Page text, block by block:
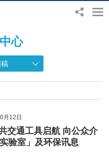
户口或信用卡号码等
若有任何疑问，可随
线：2880 6988或电
查询。
心
月12日
交通工具启航 向公众介
验室」及环保讯息